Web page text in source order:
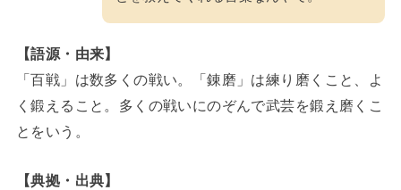
【語源・由来】
「百戦」は数多くの戦い。「錬磨」は練り磨くこと、よ
く鍛えること。多くの戦いにのぞんで武芸を鍛え磨くこ
とをいう。
【典拠・出典】